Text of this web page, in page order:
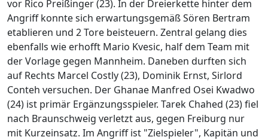
vor Rico Preißinger (23). In der Dreierkette hinter dem
Angriff konnte sich erwartungsgemäß Sören Bertram
etablieren und 2 Tore beisteuern. Zentral gelang dies
ebenfalls wie erhofft Mario Kvesic, half dem Team mit
der Vorlage gegen Mannheim. Daneben durften sich
auf Rechts Marcel Costly (23), Dominik Ernst, Sirlord
Conteh versuchen. Der Ghanae Manfred Osei Kwadwo
(24) ist primär Ergänzungsspieler. Tarek Chahed (23) fiel
nach Braunschweig verletzt aus, gegen Freiburg nur
mit Kurzeinsatz. Im Angriff ist "Zielspieler", Kapitän und